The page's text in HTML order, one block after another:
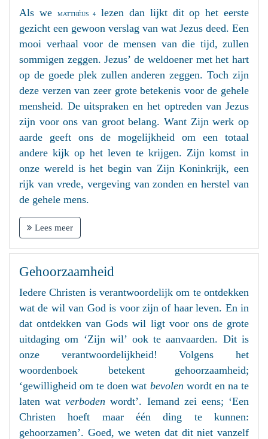
Als we MATTHÉÜS 4
lezen dan lijkt dit op het eerste
gezicht een gewoon verslag van wat Jezus deed. Een
mooi verhaal voor de mensen van die tijd, zullen
sommigen zeggen. Jezus’ de weldoener met het hart
op de goede plek zullen anderen zeggen. Toch zijn
deze verzen van zeer grote betekenis voor de gehele
mensheid. De uitspraken en het optreden van Jezus
zijn voor ons van groot belang. Want Zijn werk op
aarde geeft ons de mogelijkheid om een totaal
andere kijk op het leven te krijgen. Zijn komst in
onze wereld is het begin van Zijn Koninkrijk, een
rijk van vrede, vergeving van zonden en herstel van
de gehele mens.
Lees meer
Gehoorzaamheid
Iedere Christen is verantwoordelijk om te ontdekken
wat de wil van God is voor zijn of haar leven. En in
dat ontdekken van Gods wil ligt voor ons de grote
uitdaging om ‘Zijn wil’ ook te aanvaarden. Dit is
onze verantwoordelijkheid! Volgens het
woordenboek betekent gehoorzaamheid;
‘gewilligheid om te doen wat bevolen wordt en na te
laten watverboden wordt’. Iemand zei eens; ‘Een
Christen hoeft maar één ding te kunnen:
gehoorzamen’. Goed, we weten dat dit niet vanzelf